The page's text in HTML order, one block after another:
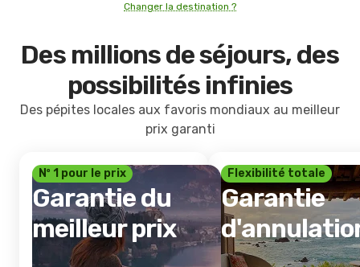
Changer la destination ?
Des millions de séjours, des
possibilités infinies
Des pépites locales aux favoris mondiaux au meilleur
prix garanti
Nº 1 pour le prix
Garantie du
meilleur prix
Flexibilité totale
Garantie